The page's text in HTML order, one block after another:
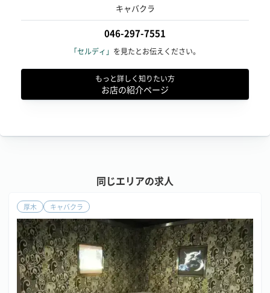
キャバクラ
046-297-7551
「セルディ」 を見たとお伝えください。
もっと詳しく知りたい方
お店の紹介ページ
同じエリアの求人
厚木 キャバクラ